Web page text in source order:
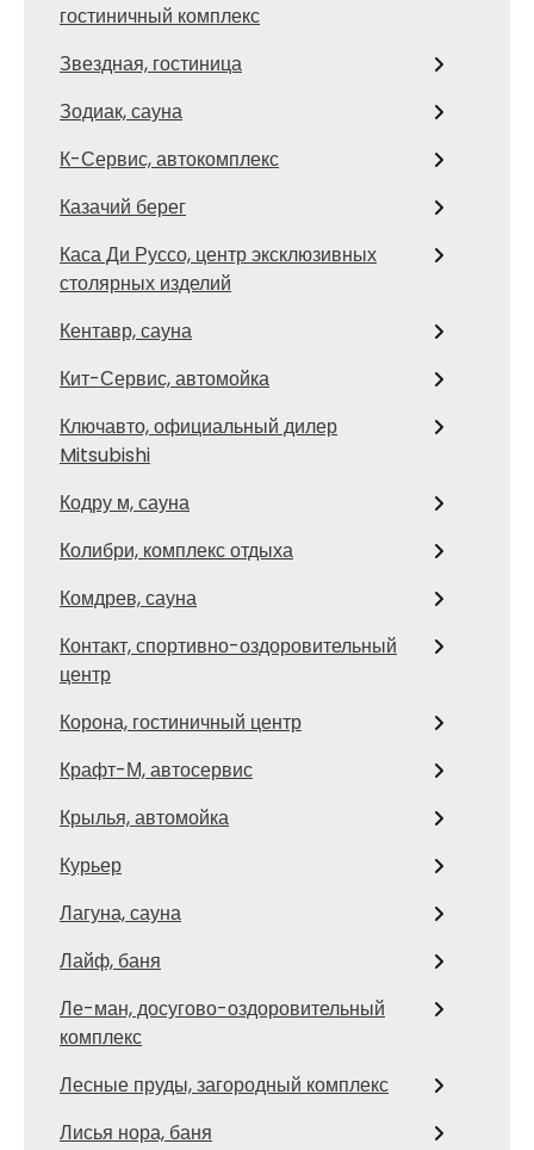
гостиничный комплекс
Звездная, гостиница
Зодиак, сауна
К-Сервис, автокомплекс
Казачий берег
Каса Ди Руссо, центр эксклюзивных
столярных изделий
Кентавр, сауна
Кит-Сервис, автомойка
Ключавто, официальный дилер
Mitsubishi
Кодру м, сауна
Колибри, комплекс отдыха
Комдрев, сауна
Контакт, спортивно-оздоровительный
центр
Корона, гостиничный центр
Крафт-М, автосервис
Крылья, автомойка
Курьер
Лагуна, сауна
Лайф, баня
Ле-ман, досугово-оздоровительный
комплекс
Лесные пруды, загородный комплекс
Лисья нора, баня